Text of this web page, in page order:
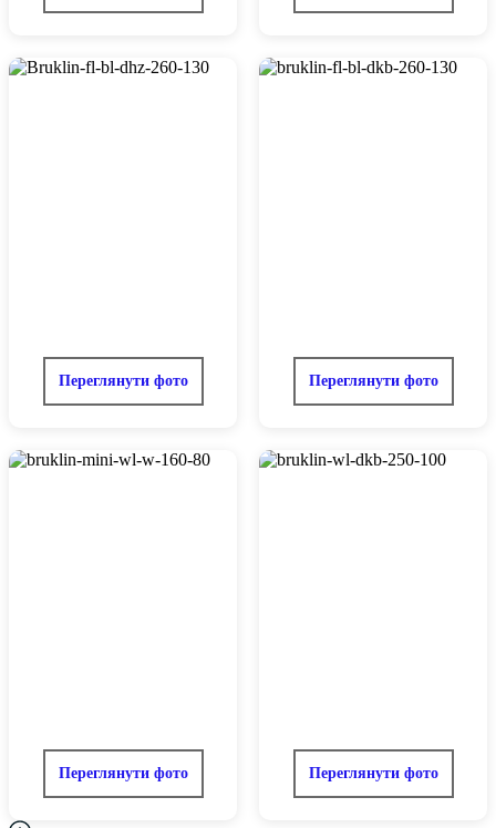
Переглянути фото Переглянути фото
Переглянути фото Переглянути фото